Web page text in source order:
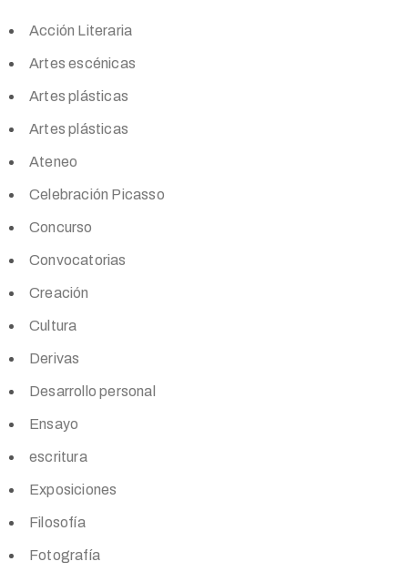
Acción Literaria
Artes escénicas
Artes plásticas
Artes plásticas
Ateneo
Celebración Picasso
Concurso
Convocatorias
Creación
Cultura
Derivas
Desarrollo personal
Ensayo
escritura
Exposiciones
Filosofía
Fotografía